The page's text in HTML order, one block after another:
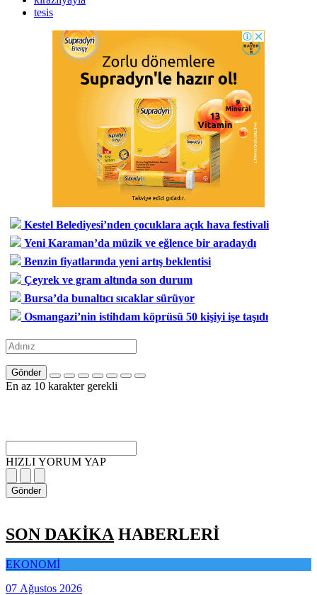
tesis
Kestel Belediyesi’nden çocuklara açık hava festivali
Yeni Karaman’da müzik ve eğlence bir aradaydı
Benzin fiyatlarında yeni artış beklentisi
Çeyrek ve gram altında son durum
Bursa’da bunaltıcı sıcaklar sürüyor
Osmangazi’nin istihdam köprüsü 50 kişiyi işe taşıdı
Gönder
En az 10 karakter gerekli
HIZLI YORUM YAP
Gönder
SON DAKİKA HABERLERİ
EKONOMİ
07 Ağustos 2026